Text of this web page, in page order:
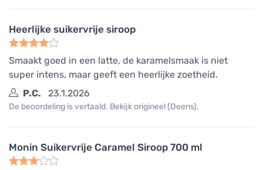
Heerlijke suikervrije siroop
Smaakt goed in een latte, de karamelsmaak is niet
super intens, maar geeft een heerlijke zoetheid.
P.C.
23.1.2026
De beoordeling is vertaald. Bekijk origineel (Deens).
Monin Suikervrije Caramel Siroop 700 ml